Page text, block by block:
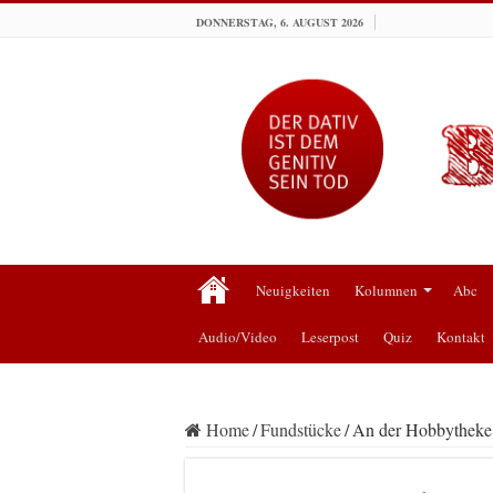
DONNERSTAG, 6. AUGUST 2026
Neuigkeiten Kolumnen Abc
Audio/Video Leserpost Quiz Kontakt
Home/Fundstücke/An der Hobbytheke